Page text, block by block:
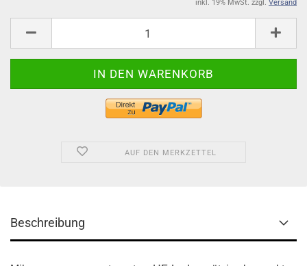
inkl. 19% MwSt. zzgl. Versand
AUF DEN MERKZETTEL
Beschreibung